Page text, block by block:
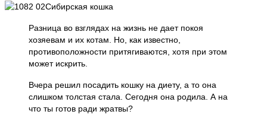
Разница во взглядах на жизнь не дает покоя
хозяевам и их котам. Но, как известно,
противоположности притягиваются, хотя при этом
может искрить.
Вчера решил посадить кошку на диету, а то она
слишком толстая стала. Сегодня она родила. А на
что ты готов ради жратвы?